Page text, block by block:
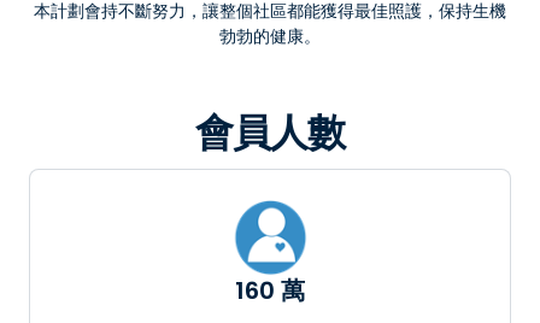
本計劃會持不斷努力，讓整個社區都能獲得最佳照護，保持生機
勃勃的健康。
會員人數
160 萬